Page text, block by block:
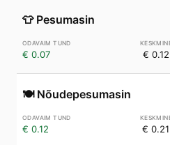
👕 Pesumasin
€ 0.07 € 0.12
🍽️ Nõudepesumasin
€ 0.12 € 0.21